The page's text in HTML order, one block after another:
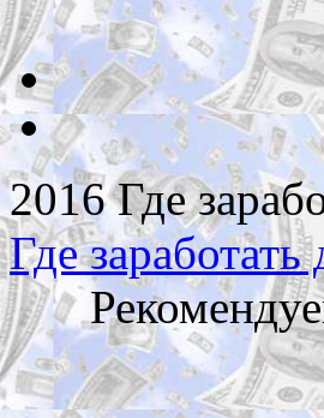
2016 Где
Где заработать